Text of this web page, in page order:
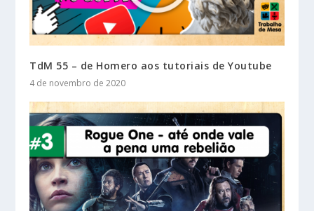
TdM 55 – de Homero aos tutoriais de Youtube
4 de novembro de 2020